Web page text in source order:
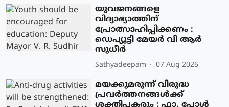
യുവജനങ്ങളെ
വിദ്യാഭ്യാത്തിന്
പ്രോത്സാഹിപ്പിക്കണം :
ഡെപ്യൂട്ടി മേയർ വി ആർ
സുധീർ
Sathyadeepam 07 Aug 2026
മയക്കുമരുന്ന് വിരുദ്ധ
പ്രവർത്തനങ്ങൾക്ക്
ശക്തിപകരും : ഫാ. പോൾ